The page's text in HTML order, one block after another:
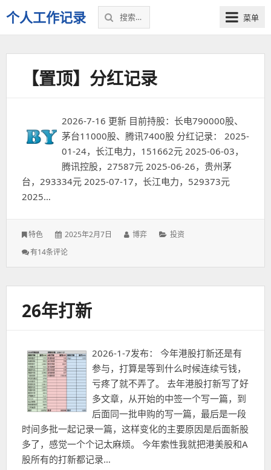
个人工作记录
搜
索：
菜单
【置顶】分红记录
2026-7-16 更新 目前持股：长电790000股、
茅台11000股、腾讯7400股 分红记录： 2025-
01-24，长江电力，151662元 2025-06-03，
腾讯控股，27587元 2025-06-26，贵州茅
台，293334元 2025-07-17，长江电力，529373元
2025…
特色
发
于：
2025年2月7日
作
博弈
分
投资
【置
红
录
有14条评论
26年打新
2026-1-7发布： 今年港股打新还是有
参与，打算是等到什么时候连续亏钱，
亏疼了就不弄了。 去年港股打新写了好
多文章，从开始的中签一个写一篇，到
后面同一批申购的写一篇，最后是一段
时间多批一起记录一篇，这样变化的主要原因是后面新股
多了，感觉一个个记太麻烦。 今年索性我就把港美股和A
股所有的打新都记录…